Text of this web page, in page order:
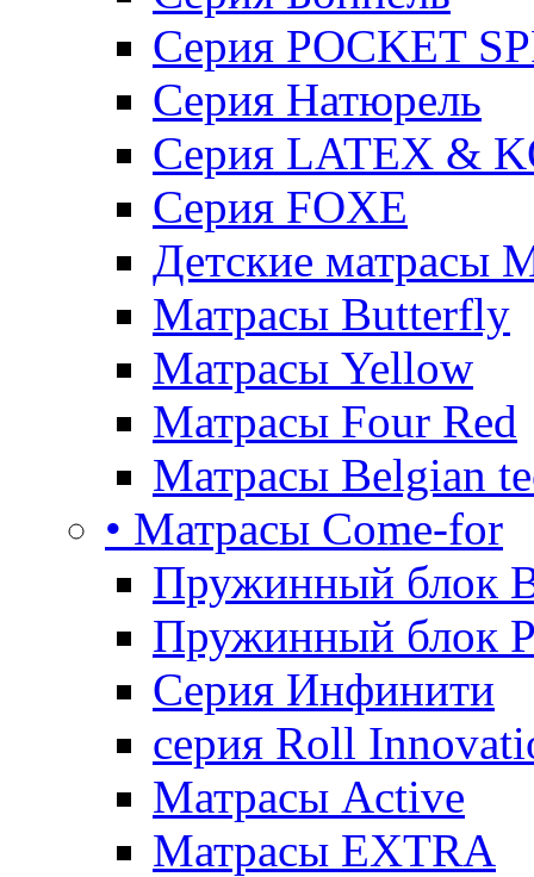
Серия POCKET
Серия Натюрель
Серия LATEX &
Серия FOXE
Детские матрасы
Матрасы Butterfly
Матрасы Yellow
Матрасы Four Red
Матрасы Belgian
• Матрасы Come-for
Пружинный блок
Пружинный блок
Серия Инфинити
серия Roll
Матрасы Active
Матрасы EXTRA